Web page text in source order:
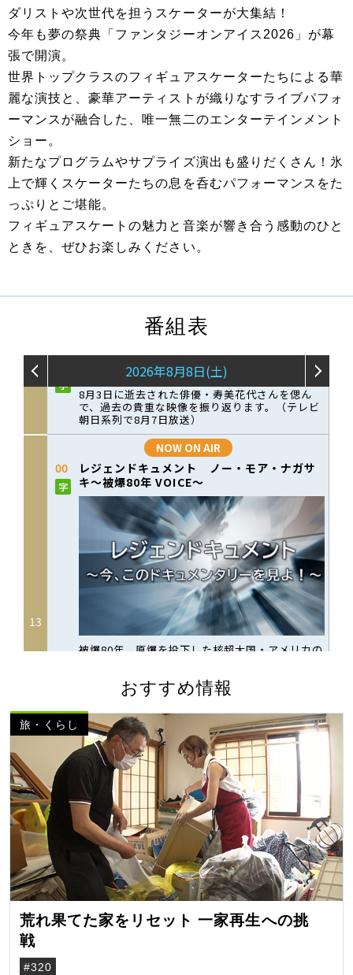
ダリストや次世代を担うスケーターが大集結！
今年も夢の祭典「ファンタジーオンアイス2026」が幕
張で開演。
世界トップクラスのフィギュアスケーターたちによる華
麗な演技と、豪華アーティストが織りなすライブパフォ
ーマンスが融合した、唯一無二のエンターテインメント
ショー。
新たなプログラムやサプライズ演出も盛りだくさん！氷
上で輝くスケーターたちの息を呑むパフォーマンスをた
っぷりとご堪能。
フィギュアスケートの魅力と音楽が響き合う感動のひと
ときを、ぜひお楽しみください。
番組表
おすすめ情報
旅・くらし
荒れ果てた家をリセット 一家再生への挑
戦
#320